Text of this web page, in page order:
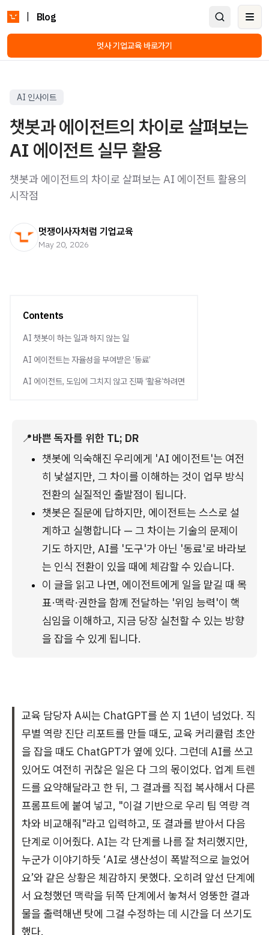
Blog
멋사 기업교육 바로가기
AI 인사이트
챗봇과 에이전트의 차이로 살펴보는
AI 에이전트 실무 활용
챗봇과 에이전트의 차이로 살펴보는 AI 에이전트 활용의
시작점
멋쟁이사자처럼 기업교육
May 20, 2026
Contents
AI 챗봇이 하는 일과 하지 않는 일
AI 에이전트는 자율성을 부여받은 ‘동료’
AI 에이전트, 도입에 그치지 않고 진짜 ‘활용’하려면
📍바쁜 독자를 위한 TL; DR
챗봇에 익숙해진 우리에게 'AI 에이전트'는 여전
히 낯설지만, 그 차이를 이해하는 것이 업무 방식
전환의 실질적인 출발점이 됩니다.
챗봇은 질문에 답하지만, 에이전트는 스스로 설
계하고 실행합니다 — 그 차이는 기술의 문제이
기도 하지만, AI를 '도구'가 아닌 '동료'로 바라보
는 인식 전환이 있을 때에 체감할 수 있습니다.
이 글을 읽고 나면, 에이전트에게 일을 맡길 때 목
표·맥락·권한을 함께 전달하는 '위임 능력'이 핵
심임을 이해하고, 지금 당장 실천할 수 있는 방향
을 잡을 수 있게 됩니다.
교육 담당자 A씨는 ChatGPT를 쓴 지 1년이 넘었다. 직
무별 역량 진단 리포트를 만들 때도, 교육 커리큘럼 초안
을 잡을 때도 ChatGPT가 옆에 있다. 그런데 AI를 쓰고
있어도 여전히 귀찮은 일은 다 그의 몫이었다. 업계 트렌
드를 요약해달라고 한 뒤, 그 결과를 직접 복사해서 다른
프롬프트에 붙여 넣고, "이걸 기반으로 우리 팀 역량 격
차와 비교해줘"라고 입력하고, 또 결과를 받아서 다음
단계로 이어줬다. AI는 각 단계를 나름 잘 처리했지만,
누군가 이야기하듯 ‘AI로 생산성이 폭발적으로 늘었어
요’와 같은 상황은 체감하지 못했다. 오히려 앞선 단계에
서 요청했던 맥락을 뒤쪽 단계에서 놓쳐서 엉뚱한 결과
물을 출력해낸 탓에 그걸 수정하는 데 시간을 더 쓰기도
했다.